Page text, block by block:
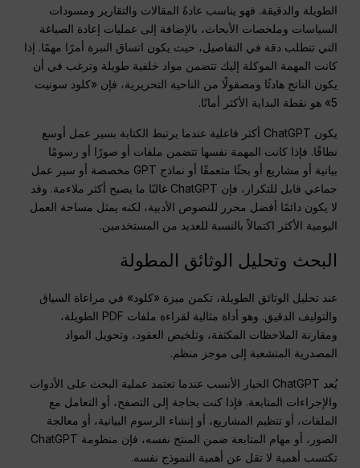
الطويلة والدقيقة. فهو يناسب عادةً المقالات والتقارير ومسودات
السياسات وملخصات الأبحاث، بالإضافة إلى عمليات إعادة الصياغة
التي تتطلب دقة في التفاصيل، حيث يكون اتساق النبرة أمرًا مهمًا. إذا
كانت المهمة الموكلة إليك تتضمن مواد خلفية طويلة وترغب في أن
يكون الناتج هادئًا ومصقولًا من الناحية التحريرية، فإن «كلود سونيت
5» هو نقطة البداية الأكثر أمانًا.
يكون ChatGPT أكثر فاعلية عندما يرتبط الكتابة بسير عمل أوسع
نطاقًا. فإذا كانت المهمة نفسها تتضمن ملفات أو صورًا أو رسومًا
بيانية أو مشاريع أو بحثًا متعمقًا أو نماذج GPT مخصصة أو سير عمل
جماعي قابل للتكرار، فإن ChatGPT غالبًا ما يصبح أكثر ملاءمة. وقد
لا يكون دائمًا أفضل محرر للنصوص الأدبية، لكنه يمثل مساحة العمل
اليومية الأكثر اكتمالاً بالنسبة للعديد من المستخدمين.
البحث وتحليل الوثائق المطولة
عند تحليل الوثائق الطويلة، تكمن ميزة «كلود» في مراعاة السياق
والتوليف الدقيق. وهو أداة مثالية لقراءة ملفات PDF الطويلة،
ومقارنة الملاحظات المكثفة، وتلخيص العقود، وتحويل المواد
المصدرية المتشعبة إلى موجز منظم.
يُعد ChatGPT الخيار الأنسب عندما تعتمد عملية البحث على الأدوات
والإجراءات المتابعة. فإذا كنت بحاجة إلى التصفح، أو التعامل مع
الملفات، أو تنظيم المشاريع، أو إنشاء الرسوم البيانية، أو معالجة
الصور، أو مهام المتابعة ضمن المنتج نفسه، فإن منظومة ChatGPT
تكتسب أهمية لا تقل عن أهمية النموذج نفسه.